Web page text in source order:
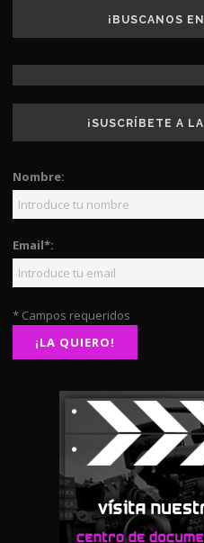
¡BUSCANOS
¡SUSCRÍBETE A
Nombre:
Email*:
* Campos requeridos